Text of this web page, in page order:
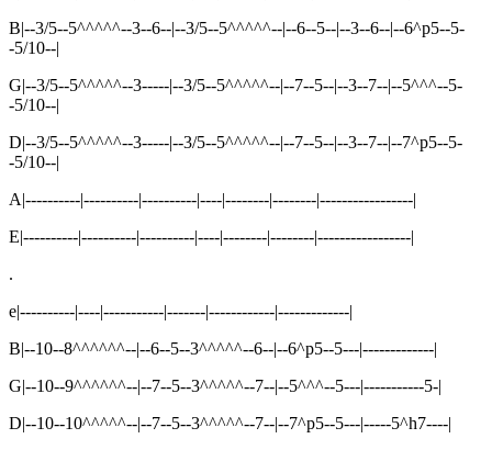
B|--3/5--5^^^^^--3--6--|--3/5--5^^^^^--|--6--5--|--3--6--|--6^p5--5-
-5/10--|
G|--3/5--5^^^^^--3-----|--3/5--5^^^^^--|--7--5--|--3--7--|--5^^^--5-
-5/10--|
D|--3/5--5^^^^^--3-----|--3/5--5^^^^^--|--7--5--|--3--7--|--7^p5--5-
-5/10--|
A|----------|----------|----------|----|--------|--------|-----------------|
E|----------|----------|----------|----|--------|--------|-----------------|
.
e|----------|----|-----------|-------|------------|-------------|
B|--10--8^^^^^^--|--6--5--3^^^^^--6--|--6^p5--5---|-------------|
G|--10--9^^^^^^--|--7--5--3^^^^^--7--|--5^^^--5---|-----------5-|
D|--10--10^^^^^--|--7--5--3^^^^^--7--|--7^p5--5---|-----5^h7----|